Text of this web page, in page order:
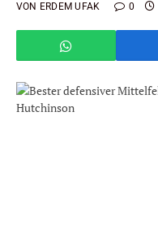
VON ERDEM UFAK 0